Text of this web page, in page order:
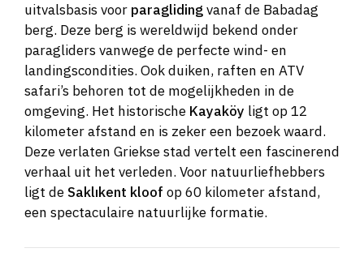
uitvalsbasis voor paraglidingvanaf de Babadag
berg. Deze berg is wereldwijd bekend onder
paragliders vanwege de perfecte wind- en
landingscondities. Ook duiken, raften en ATV
safari’s behoren tot de mogelijkheden in de
omgeving. Het historische Kayaköy ligt op 12
kilometer afstand en is zeker een bezoek waard.
Deze verlaten Griekse stad vertelt een fascinerend
verhaal uit het verleden. Voor natuurliefhebbers
ligt deSaklıkent kloof op 60 kilometer afstand,
een spectaculaire natuurlijke formatie.